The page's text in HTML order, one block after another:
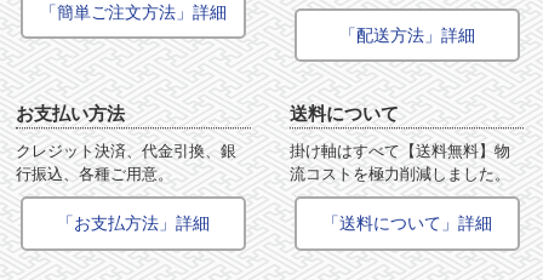
「簡単ご注文方法」詳細
「配送方法」詳細
お支払い方法
クレジット決済、代金引換、銀
行振込、各種ご用意。
「お支払方法」詳細
送料について
掛け軸はすべて【送料無料】物
流コストを極力削減しました。
「送料について」詳細